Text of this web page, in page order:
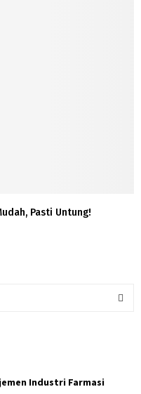
Pasti Untung!
Industri Farmasi